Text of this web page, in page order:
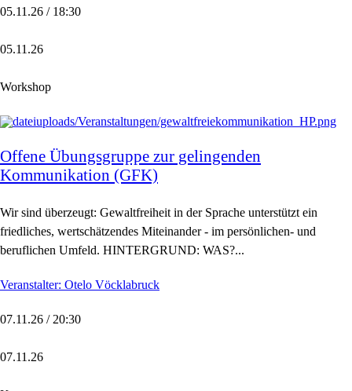
05.11.26 / 18:30
05.11.26
Workshop
Offene Übungsgruppe zur gelingenden
Kommunikation (GFK)
Wir sind überzeugt: Gewaltfreiheit in der Sprache unterstützt ein
friedliches, wertschätzendes Miteinander - im persönlichen- und
beruflichen Umfeld. HINTERGRUND: WAS?...
Veranstalter: Otelo Vöcklabruck
07.11.26 / 20:30
07.11.26